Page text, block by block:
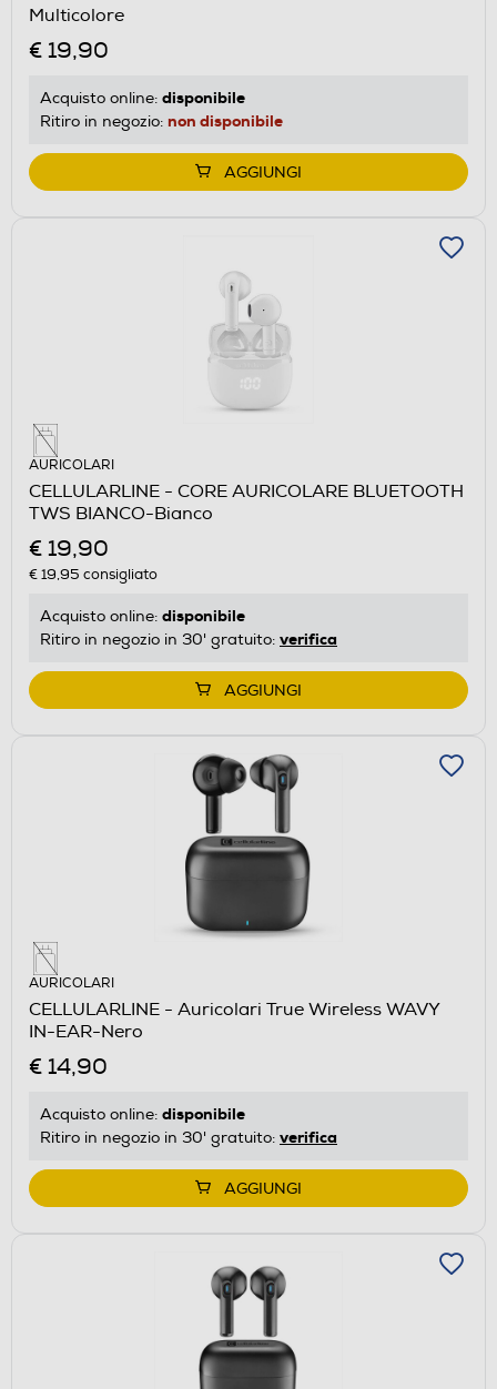
Multicolore
€ 19,90
Acquisto online: disponibile
Ritiro in negozio: non disponibile
AGGIUNGI
AURICOLARI
CELLULARLINE - CORE AURICOLARE BLUETOOTH
TWS BIANCO-Bianco
€ 19,90
€ 19,95 consigliato
Acquisto online: disponibile
Ritiro in negozio in 30' gratuito: verifica
AGGIUNGI
AURICOLARI
CELLULARLINE - Auricolari True Wireless WAVY
IN-EAR-Nero
€ 14,90
Acquisto online: disponibile
Ritiro in negozio in 30' gratuito: verifica
AGGIUNGI